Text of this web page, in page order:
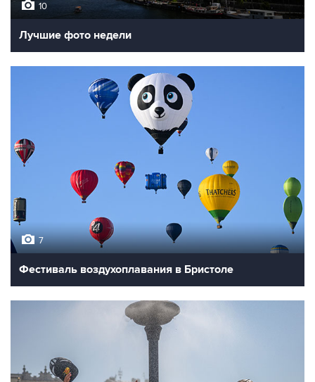
10
Лучшие фото недели
7
Фестиваль воздухоплавания в Бристоле